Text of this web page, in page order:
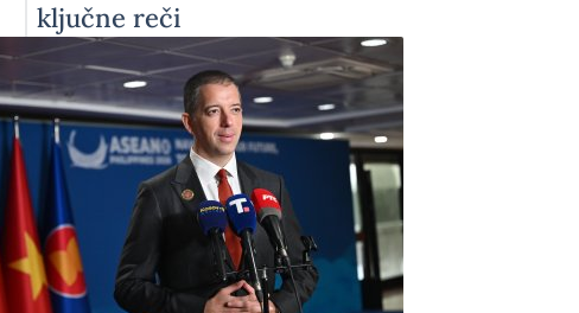
ključne reči